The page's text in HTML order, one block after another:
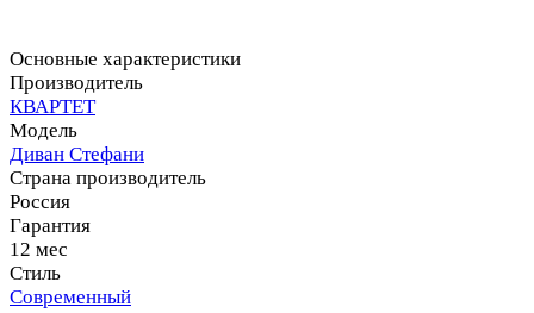
Основные характеристики
Производитель
КВАРТЕТ
Модель
Диван Стефани
Страна производитель
Россия
Гарантия
12 мес
Стиль
Современный